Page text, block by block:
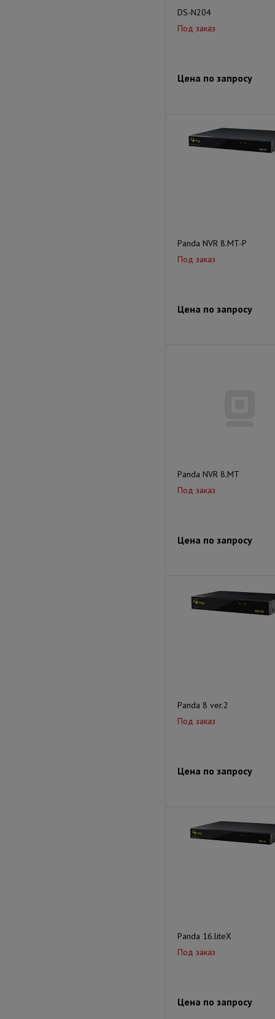
DS-N204
Под заказ
Цена по запросу
Panda NVR 8.MT-P
Под заказ
Цена по запросу
Panda NVR 8.MT
Под заказ
Цена по запросу
Panda 8 ver.2
Под заказ
Цена по запросу
Panda 16.liteX
Под заказ
Цена по запросу